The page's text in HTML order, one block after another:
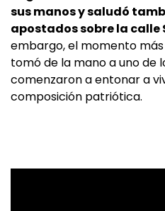
sus manos y saludó
apostados sobre la calle
embargo, el momento
tomó de la mano a uno de
comenzaron a entonar a
composición patriótica.